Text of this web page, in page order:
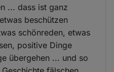
... dass ist ganz
beschützen
schönreden, etwas
positive Dinge
übergehen ... und so